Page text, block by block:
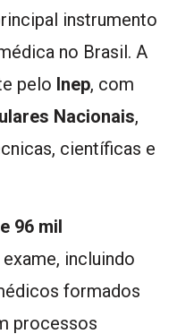
instrumento
no Brasil. A
pelo Inep, com
Nacionais,
científicas e
96 mil
incluindo
formados
processos